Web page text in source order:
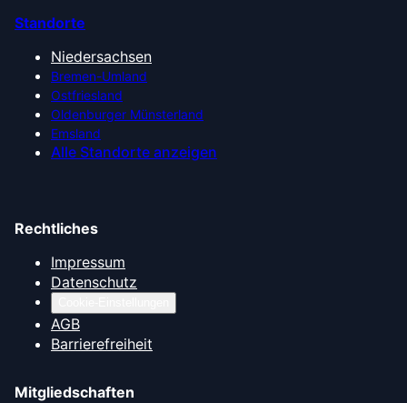
Standorte
Niedersachsen
Bremen-Umland
Ostfriesland
Oldenburger Münsterland
Emsland
Alle Standorte anzeigen
Rechtliches
Impressum
Datenschutz
AGB
Barrierefreiheit
Mitgliedschaften